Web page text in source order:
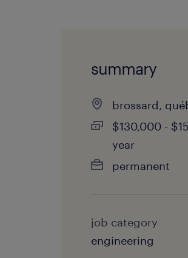
summary
brossard,
$130,000 -
year
permanent
job category
engineering